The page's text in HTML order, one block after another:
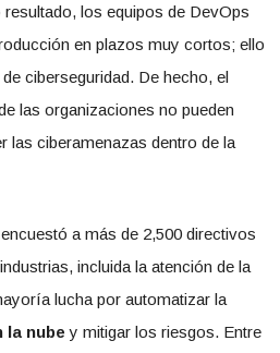
los equipos de DevOps
en plazos muy cortos; ello
ciberseguridad. De hecho, el
las organizaciones no pueden
las ciberamenazas dentro de la
a más de 2,500 directivos
incluida la atención de la
lucha por automatizar la
la nube y mitigar los riesgos. Entre